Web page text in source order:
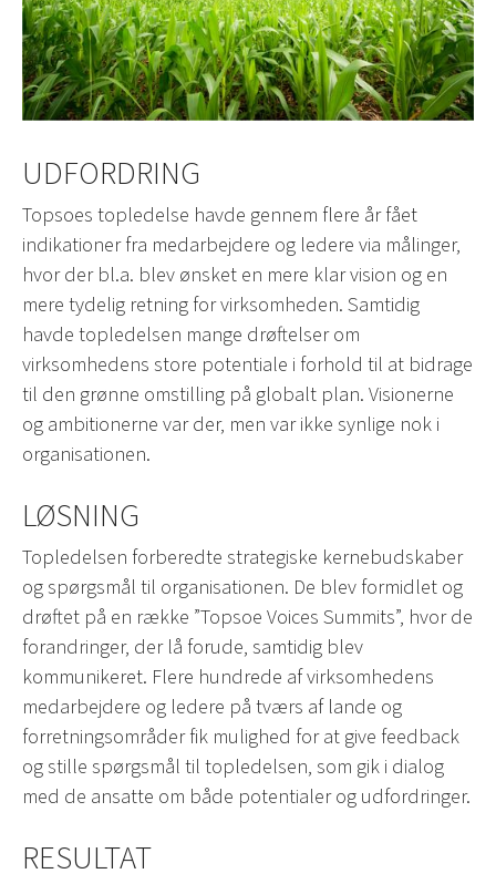
UDFORDRING
Topsoes topledelse havde gennem flere år fået
indikationer fra medarbejdere og ledere via målinger,
hvor der bl.a. blev ønsket en mere klar vision og en
mere tydelig retning for virksomheden. Samtidig
havde topledelsen mange drøftelser om
virksomhedens store potentiale i forhold til at bidrage
til den grønne omstilling på globalt plan. Visionerne
og ambitionerne var der, men var ikke synlige nok i
organisationen.
LØSNING
Topledelsen forberedte strategiske kernebudskaber
og spørgsmål til organisationen. De blev formidlet og
drøftet på en række ”Topsoe Voices Summits”, hvor de
forandringer, der lå forude, samtidig blev
kommunikeret. Flere hundrede af virksomhedens
medarbejdere og ledere på tværs af lande og
forretningsområder fik mulighed for at give feedback
og stille spørgsmål til topledelsen, som gik i dialog
med de ansatte om både potentialer og udfordringer.
RESULTAT